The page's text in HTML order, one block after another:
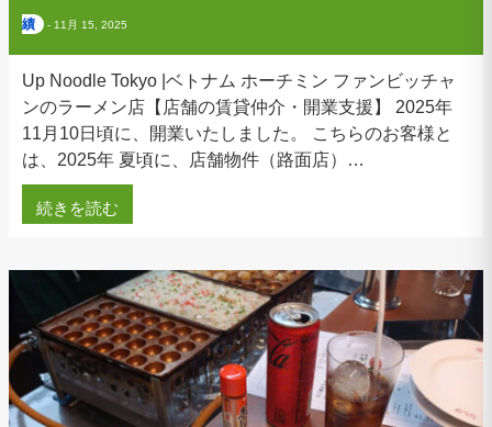
績 - 11月 15, 2025
Up Noodle Tokyo |ベトナム ホーチミン ファンビッチャ
ンのラーメン店【店舗の賃貸仲介・開業支援】 2025年
11月10日頃に、開業いたしました。 こちらのお客様と
は、2025年 夏頃に、店舗物件（路面店）…
続きを読む